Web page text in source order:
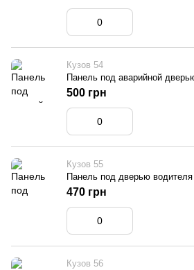
Кузов 54
Панель под аварийной
500 грн
Кузов 55
Панель под дверью
470 грн
Кузов 56